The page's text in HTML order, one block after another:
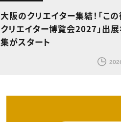
大阪のクリエイター集結！「こ
クリエイター博覧会2027」出
集がスタート